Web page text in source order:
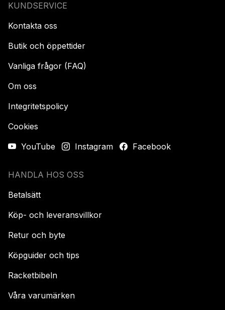
KUNDSERVICE
Kontakta oss
Butik och öppettider
Vanliga frågor (FAQ)
Om oss
Integritetspolicy
Cookies
YouTube
Instagram Facebook
HANDLA HOS OSS
Betalsätt
Köp- och leveransvillkor
Retur och byte
Köpguider och tips
Racketbibeln
Våra varumärken